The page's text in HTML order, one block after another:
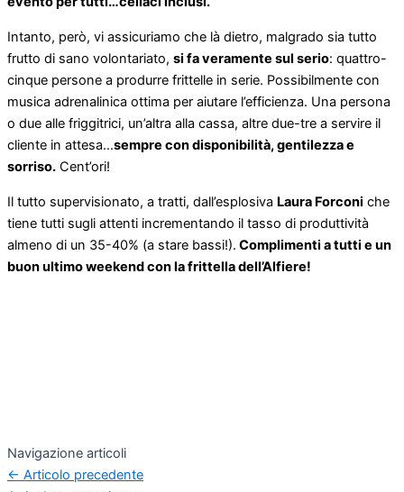
Intanto, però, vi assicuriamo che là dietro, malgrado sia tutto
frutto di sano volontariato, si fa veramente sul serio: quattro-
cinque persone a produrre frittelle in serie. Possibilmente con
musica adrenalinica ottima per aiutare l’efficienza. Una persona
o due alle friggitrici, un’altra alla cassa, altre due-tre a servire il
cliente in attesa…sempre con disponibilità, gentilezza e
sorriso. Cent’ori!
Il tutto supervisionato, a tratti, dall’esplosiva Laura Forconi che
tiene tutti sugli attenti incrementando il tasso di produttività
almeno di un 35-40% (a stare bassi!). Complimenti a tutti e un
buon ultimo weekend con la frittella dell’Alfiere!
Navigazione articoli
← Articolo precedente